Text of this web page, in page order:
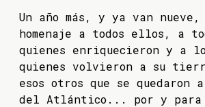
Un año más, y ya van
homenaje a todos ellos, a
quienes enriquecieron y a
quienes volvieron a su
esos otros que se quedaron
del Atlántico... por y para